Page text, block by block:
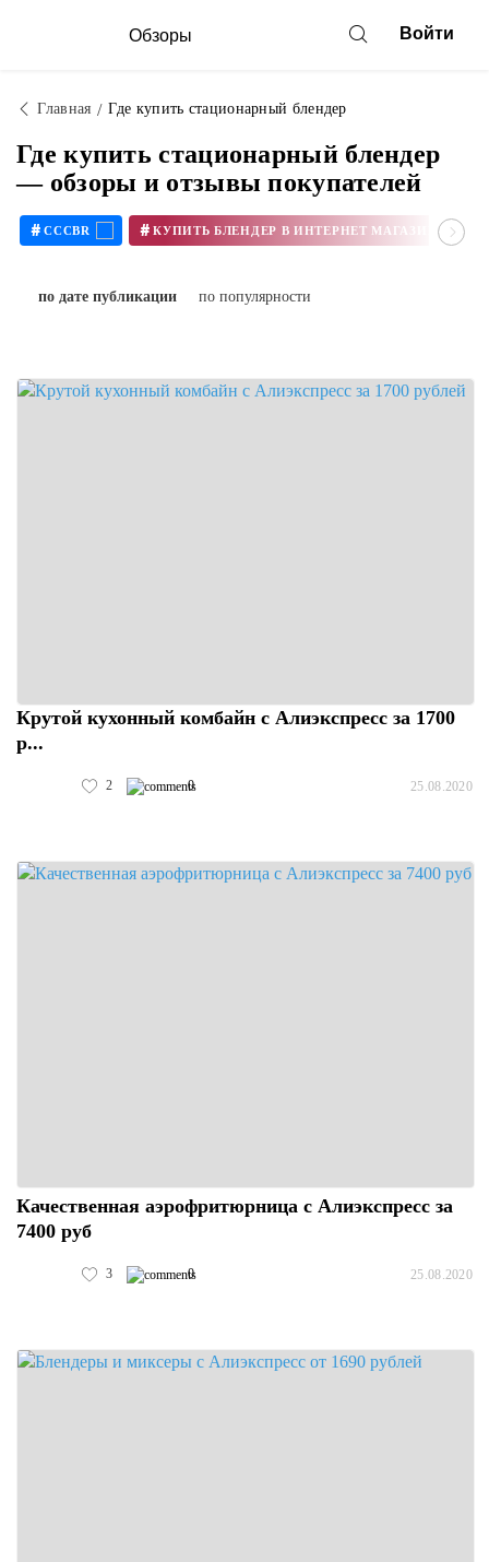
Обзоры Войти
Главная Где купить стационарный блендер
Где купить стационарный блендер
— обзоры и отзывы покупателей
# CCCBR #
по дате публикации по популярности
Крутой кухонный комбайн с Алиэкспресс за 1700
р...
2 0 25.08.2020
Качественная аэрофритюрница с Алиэкспресс за
7400 руб
3 0 25.08.2020